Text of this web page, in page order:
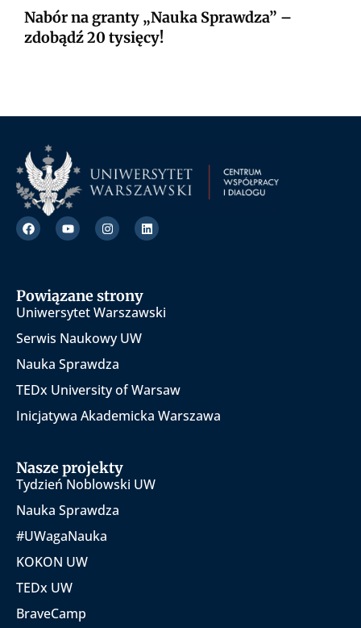
Nabór na granty „Nauka Sprawdza” –
zdobądź 20 tysięcy!
Powiązane strony
Uniwersytet Warszawski
Serwis Naukowy UW
Nauka Sprawdza
TEDx University of Warsaw
Inicjatywa Akademicka Warszawa
Nasze projekty
Tydzień Noblowski UW
Nauka Sprawdza
#UWagaNauka
KOKON UW
TEDx UW
BraveCamp